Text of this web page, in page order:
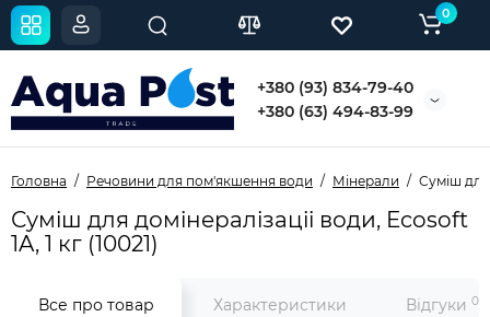
+380 (93) 834-79-40
+380 (63) 494-83-99
0
Головна Речовини для пом'якшення води Мінерали Суміш для
Суміш для домінералізаціі води, Ecosoft
1A, 1 кг (10021)
Все про товар Характеристики Відгуки 0